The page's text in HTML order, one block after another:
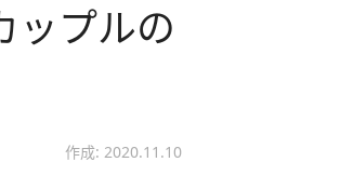
ップルの
作成: 2020.11.10